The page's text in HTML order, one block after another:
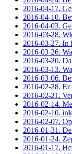
2016-04-17.
2016-04-10.
2016-04-03.
2016-03-28.
2016-03-27. In
2016-03-26.
2016-03-20.
2016-03-13.
2016-03-06.
2016-02-28. Er
2016-02-21.
2016-02-14.
2016-02-10.
2016-02-07.
2016-01-31.
2016-01-24.
2016-01-17.